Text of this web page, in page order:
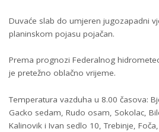
Duvaće slab do umjeren jugozapadni
planinskom pojasu pojačan.
Prema prognozi Federalnog
je pretežno oblačno vrijeme.
Temperatura vazduha u 8.00 časova:
Gacko sedam, Rudo osam, Sokolac,
Kalinovik i Ivan sedlo 10, Trebinje,